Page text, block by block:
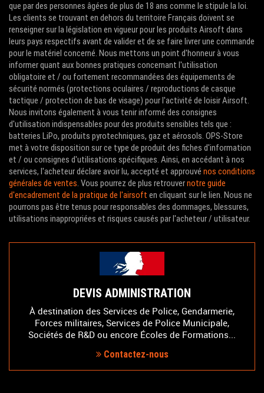
que par des personnes âgées de plus de 18 ans comme le stipule la loi.
Les clients se trouvant en dehors du territoire Français doivent se
renseigner sur la législation en vigueur pour les produits Airsoft dans
leurs pays respectifs avant de valider et de se faire livrer une commande
pour le matériel concerné. Nous mettons un point d'honneur à vous
informer quant aux bonnes pratiques concernant l'utilisation
obligatoire et / ou fortement recommandées des équipements de
sécurité normés (protections oculaires / reproductions de casque
tactique / protection de bas de visage) pour l'activité de loisir Airsoft.
Nous invitons également à vous tenir informé des consignes
d'utilisation indispensables pour des produits sensibles tels que :
batteries LiPo, produits pyrotechniques, gaz et aérosols. OPS-Store
met à votre disposition sur ce type de produit des fiches d'information
et / ou consignes d'utilisations spécifiques. Ainsi, en accédant à nos
services, l'acheteur déclare avoir lu, accepté et approuvé nos conditions
générales de ventes. Vous pourrez de plus retrouvernotre guide
d'encadrement de la pratique de l'airsoft en cliquant sur le lien. Nous ne
pourrons pas être tenus pour responsables des dommages, blessures,
utilisations inappropriées et risques causés par l'acheteur / utilisateur.
DEVIS ADMINISTRATION
À destination des Services de Police, Gendarmerie,
Forces militaires, Services de Police Municipale,
Sociétés de R&D ou encore Écoles de Formations...
Contactez-nous